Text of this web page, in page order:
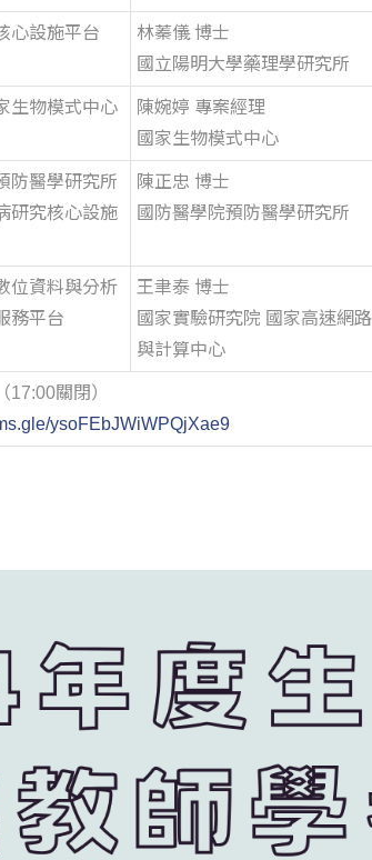
心設施平台
林蓁儀 博士
國立陽明大學藥理學研究所
生物模式中心
陳婉婷 專案經理
國家生物模式中心
防醫學研究所
研究核心設施
陳正忠 博士
國防醫學院預防醫學研究所
位資料與分析
務平台
王聿泰 博士
國家實驗研究院 國家高速網路
與計算中心
17:00關閉）
ysoFEbJWiWPQjXae9